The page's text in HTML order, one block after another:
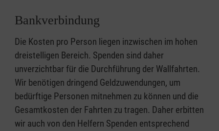
Bankverbindung
Die Kosten pro Person liegen inzwischen im hohen
dreistelligen Bereich. Spenden sind daher
unverzichtbar für die Durchführung der Wallfahrten.
Wir benötigen dringend Geldzuwendungen, um
bedürftige Personen mitnehmen zu können und die
Gesamtkosten der Fahrten zu tragen. Daher erbitten
wir auch von den Helfern Spenden entsprechend